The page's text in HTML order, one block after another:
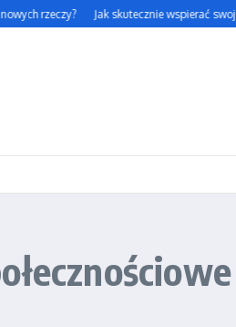
rzeczy? Jak skutecznie wspierać